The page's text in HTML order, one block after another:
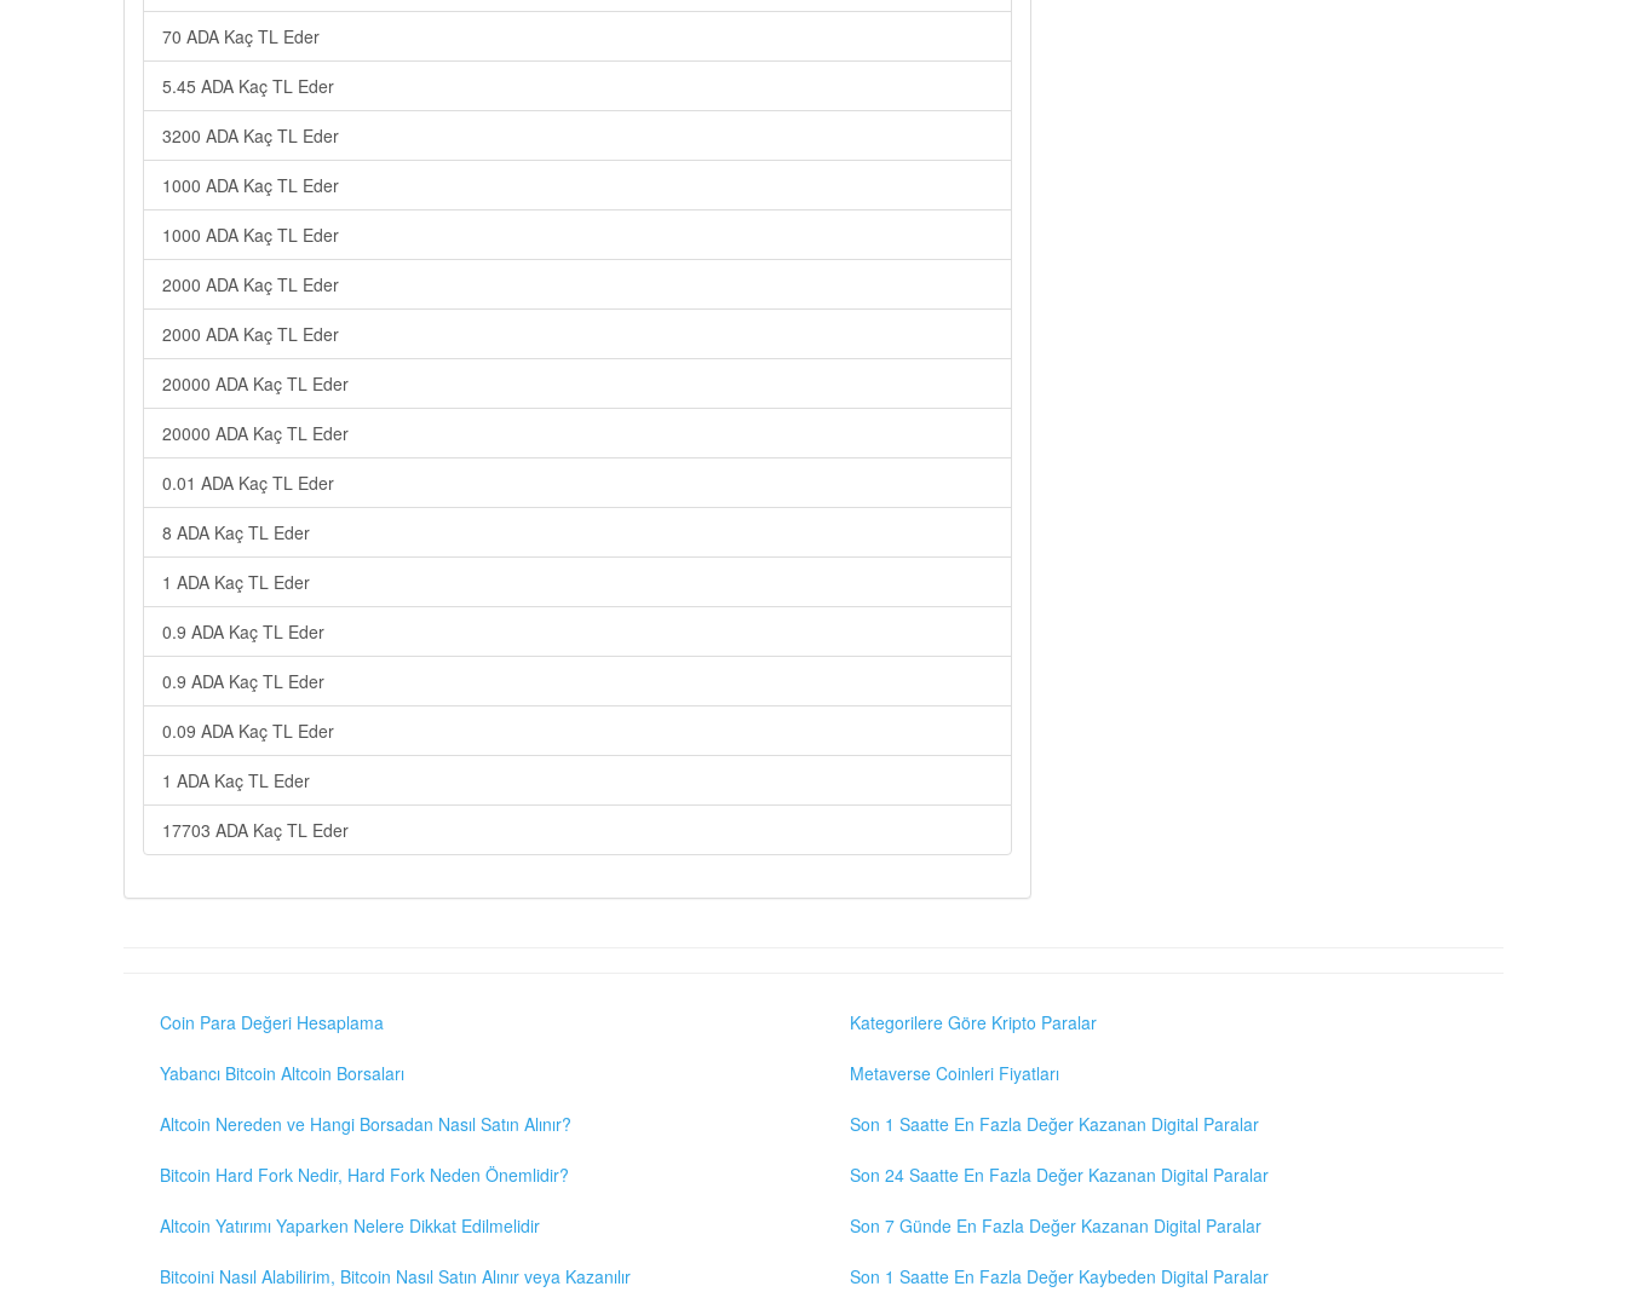
70 ADA Kaç TL Eder
5.45 ADA Kaç TL Eder
3200 ADA Kaç TL Eder
1000 ADA Kaç TL Eder
1000 ADA Kaç TL Eder
2000 ADA Kaç TL Eder
2000 ADA Kaç TL Eder
20000 ADA Kaç TL Eder
20000 ADA Kaç TL Eder
0.01 ADA Kaç TL Eder
8 ADA Kaç TL Eder
1 ADA Kaç TL Eder
0.9 ADA Kaç TL Eder
0.9 ADA Kaç TL Eder
0.09 ADA Kaç TL Eder
1 ADA Kaç TL Eder
17703 ADA Kaç TL Eder
Coin Para Değeri Hesaplama
Yabancı Bitcoin Altcoin Borsaları
Altcoin Nereden ve Hangi Borsadan Nasıl Satın Alınır?
Bitcoin Hard Fork Nedir, Hard Fork Neden Önemlidir?
Altcoin Yatırımı Yaparken Nelere Dikkat Edilmelidir
Bitcoini Nasıl Alabilirim, Bitcoin Nasıl Satın Alınır veya Kazanılır
Kategorilere Göre Kripto Paralar
Metaverse Coinleri Fiyatları
Son 1 Saatte En Fazla Değer Kazanan Digital Paralar
Son 24 Saatte En Fazla Değer Kazanan Digital Paralar
Son 7 Günde En Fazla Değer Kazanan Digital Paralar
Son 1 Saatte En Fazla Değer Kaybeden Digital Paralar